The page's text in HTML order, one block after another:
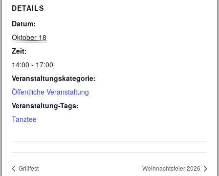
DETAILS
Datum:
Oktober 18
Zeit:
14:00 - 17:00
Veranstaltungskategorie:
Öffentliche Veranstaltung
Veranstaltung-Tags:
Tanztee
Grillfest Weihnachtsfeier 2026